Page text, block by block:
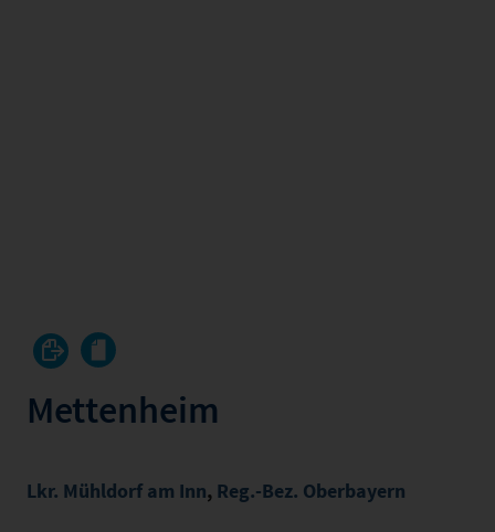
Mettenheim
Lkr. Mühldorf am Inn, Reg.-Bez. Oberbayern